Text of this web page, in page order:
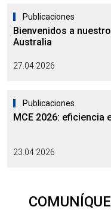
Publicaciones
Bienvenidos a
Australia
27.04.2026
Publicaciones
MCE 2026: eficiencia
23.04.2026